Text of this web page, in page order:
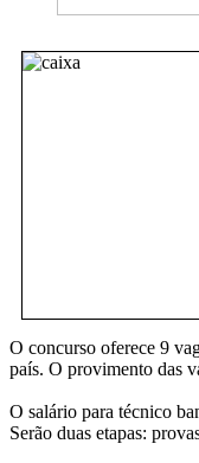
O concurso oferece 9
país. O provimento das
O salário para técnico
Serão duas etapas: